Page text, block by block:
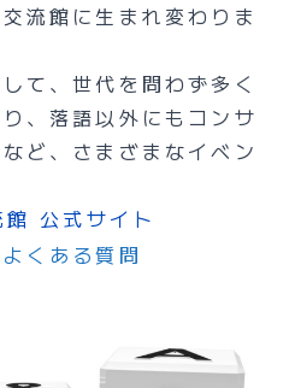
流館に生まれ変わりま
て、世代を問わず多く
、落語以外にもコンサ
ど、さまざまなイベン
公式サイト
くある質問